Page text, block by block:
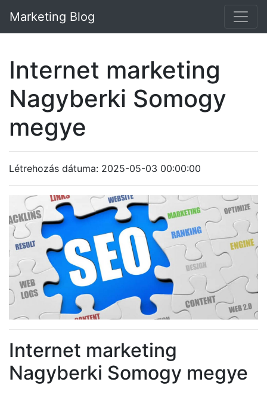
Marketing Blog
Internet marketing
Nagyberki Somogy
megye
Létrehozás dátuma: 2025-05-03 00:00:00
Internet marketing
Nagyberki Somogy megye